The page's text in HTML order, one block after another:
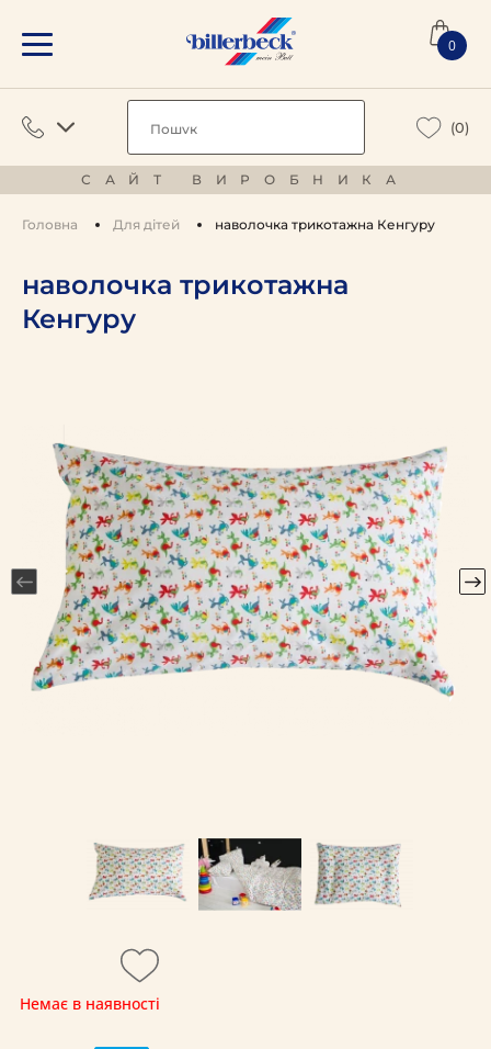
0
(0)
САЙТ ВИРОБНИКА
Головна Для дітей наволочка трикотажна Кенгуру
наволочка трикотажна
Кенгуру
Немає в наявності